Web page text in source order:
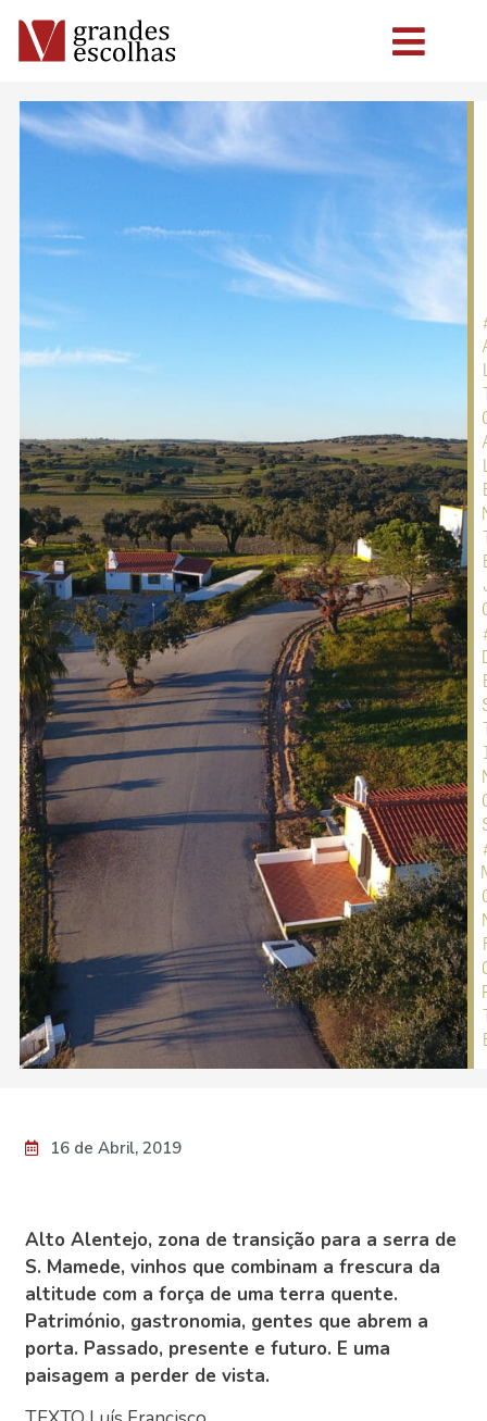
16 de Abril, 2019
Alto Alentejo, zona de transição para a serra de
S. Mamede, vinhos que combinam a frescura da
altitude com a força de uma terra quente.
Património, gastronomia, gentes que abrem a
porta. Passado, presente e futuro. E uma
paisagem a perder de vista.